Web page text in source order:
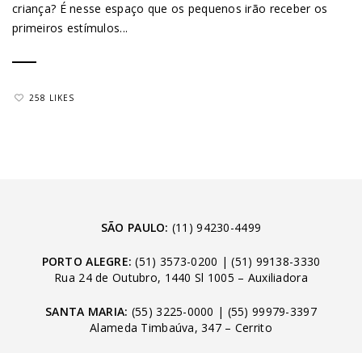
criança? É nesse espaço que os pequenos irão receber os
primeiros estímulos...
258 LIKES
SÃO PAULO: (11) 94230-4499
PORTO ALEGRE: (51) 3573-0200 |(51) 99138-3330
Rua 24 de Outubro, 1440 Sl 1005 – Auxiliadora
SANTA MARIA: (55) 3225-0000 | (55) 99979-3397
Alameda Timbaúva, 347 – Cerrito